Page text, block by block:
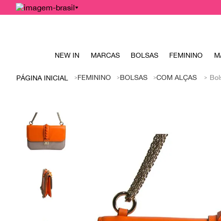
NEW IN MARCAS BOLSAS FEMININO
FEMININO BOLSAS COM ALÇAS